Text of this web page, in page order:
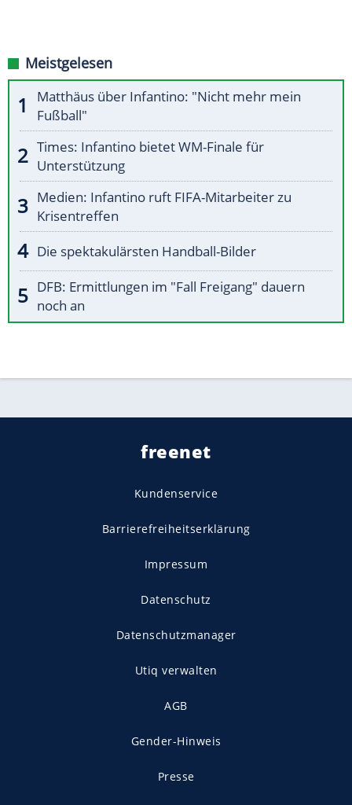
Meistgelesen
Matthäus über Infantino: "Nicht mehr mein
Fußball"
Times: Infantino bietet WM-Finale für
Unterstützung
Medien: Infantino ruft FIFA-Mitarbeiter zu
Krisentreffen
Die spektakulärsten Handball-Bilder
DFB: Ermittlungen im "Fall Freigang" dauern
noch an
freenet
Kundenservice
Barrierefreiheitserklärung
Impressum
Datenschutz
Datenschutzmanager
Utiq verwalten
AGB
Gender-Hinweis
Presse